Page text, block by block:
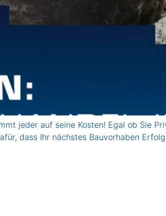
jeder auf seine Kosten! Egal ob Sie
dass Ihr nächstes Bauvorhaben